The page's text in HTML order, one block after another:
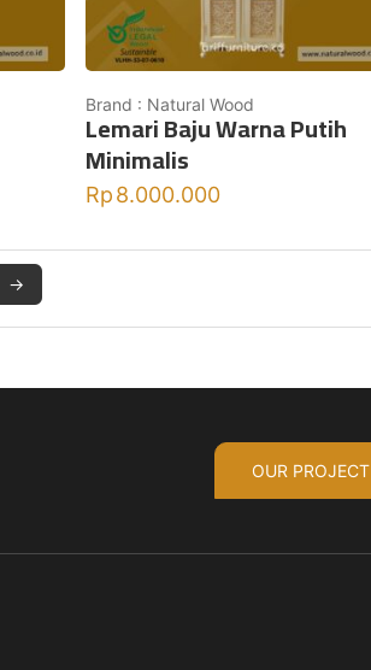
Brand : Natural Wood
Lemari Baju Warna Putih
Minimalis
Rp8.000.000
→
OUR PROJECT